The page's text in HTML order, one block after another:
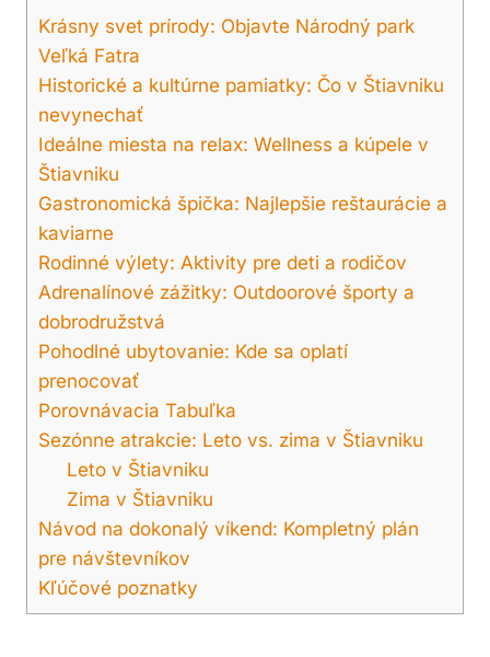
Krásny svet prírody: Objavte ⁤Národný⁤ park⁣
Veľká Fatra
Historické a kultúrne pamiatky: Čo v Štiavniku
nevynechať
Ideálne miesta na relax: Wellness a kúpele v
Štiavniku
Gastronomická špička: Najlepšie reštaurácie a
kaviarne
Rodinné výlety: Aktivity pre deti a rodičov
Adrenalínové zážitky: Outdoorové športy ​a
‌dobrodružstvá
Pohodlné ​ubytovanie: Kde sa oplatí
prenocovať
Porovnávacia Tabuľka
Sezónne atrakcie: Leto‌ vs. zima v Štiavniku
Leto⁣ v Štiavniku
Zima ​v Štiavniku
Návod na dokonalý víkend: Kompletný plán
pre návštevníkov
Kľúčové poznatky